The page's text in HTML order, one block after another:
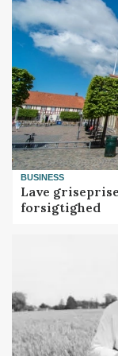
BUSINESS
Lave
forsigtighed